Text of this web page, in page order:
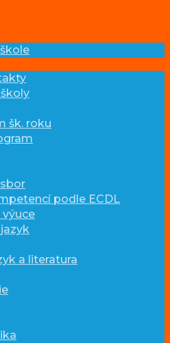
šk. roku
podle ECDL
výuce
a literatura